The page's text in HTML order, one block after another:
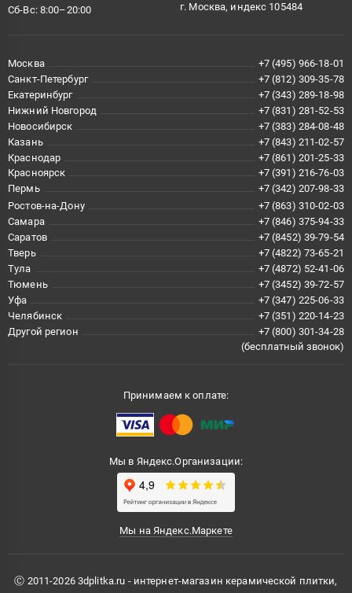
Сб-Вс: 8:00–20:00
г. Москва, индекс 105484
Москва
+7 (495) 966-18-01
Санкт-Петербург
+7 (812) 309-35-78
Екатеринбург
+7 (343) 289-18-98
Нижний Новгород
+7 (831) 281-52-53
Новосибирск
+7 (383) 284-08-48
Казань
+7 (843) 211-02-57
Краснодар
+7 (861) 201-25-33
Красноярск
+7 (391) 216-76-03
Пермь
+7 (342) 207-98-33
Ростов-на-Дону
+7 (863) 310-02-03
Самара
+7 (846) 375-94-33
Саратов
+7 (8452) 39-79-54
Тверь
+7 (4822) 73-65-21
Тула
+7 (4872) 52-41-06
Тюмень
+7 (3452) 39-72-57
Уфа
+7 (347) 225-06-33
Челябинск
+7 (351) 220-14-23
Другой регион
+7 (800) 301-34-28
(бесплатный звонок)
Принимаем к оплате:
Мы в Яндекс.Организации:
Мы на Яндекс.Маркете
Ⓒ 2011-2026 3dplitka.ru - интернет-магазин керамической плитки,